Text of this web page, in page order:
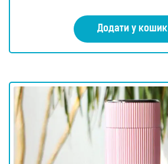
Додати у кошик